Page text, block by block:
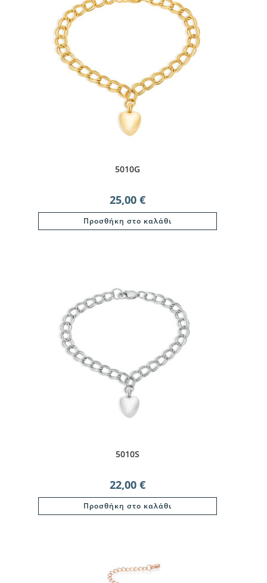
5010G
25,00 €
Προσθήκη στο καλάθι
5010S
22,00 €
Προσθήκη στο καλάθι